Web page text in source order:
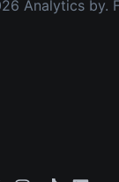
Analytics by.